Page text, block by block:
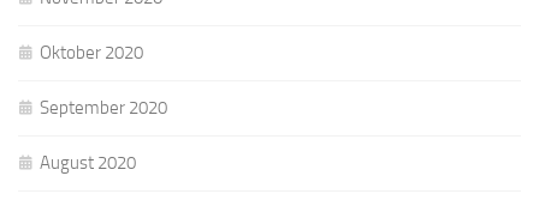
Oktober 2020
September 2020
August 2020